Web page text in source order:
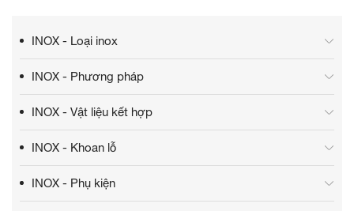
INOX - Loại inox
INOX - Phương pháp
INOX - Vật liệu kết hợp
INOX - Khoan lỗ
INOX - Phụ kiện